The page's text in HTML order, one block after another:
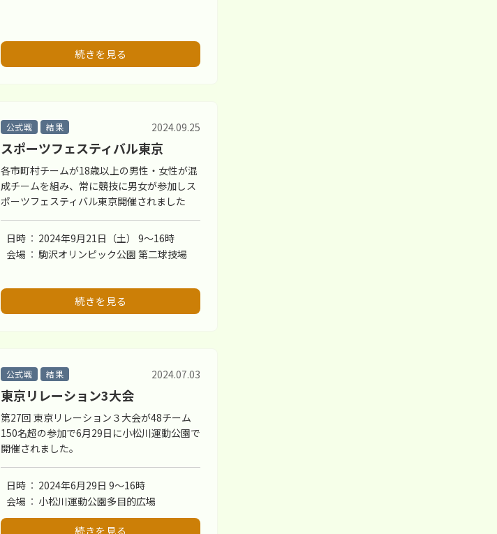
続きを見る
公式戦 結果
スポーツフェスティバル東京
2024.09.25
各市町村チームが18歳以上の男性・女性が混
成チームを組み、常に競技に男女が参加しス
ポーツフェスティバル東京開催されました
日時
2024年9月21日（土） 9〜16時
会場
駒沢オリンピック公園 第二球技場
続きを見る
公式戦 結果
東京リレーション3大会
2024.07.03
第27回 東京リレーション３大会が48チーム
150名超の参加で6月29日に小松川運動公園で
開催されました。
日時
2024年6月29日 9〜16時
会場
小松川運動公園多目的広場
続きを見る